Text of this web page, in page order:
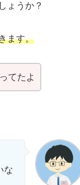
ょうか？
ます。
てたよ
な